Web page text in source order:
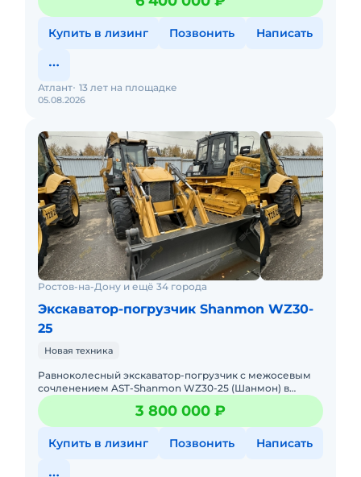
насосом Hangli и ре
Купить в лизинг Позвонить Написать
05.08.2026
Атлант 13 лет на площадке
Ростов-на-Дону и ещё 34 города
Экскаватор-погрузчик Shanmon WZ30-
25
Новая техника
Равноколесный экскаватор-погрузчик с межосевым
сочленением AST-Shanmon WZ30-25 (Шанмон) в
Максимальной комплектации с ковшом 4в1
Официальная гарантия до 6000
3 800 000 ₽
Купить в лизинг Позвонить Написать